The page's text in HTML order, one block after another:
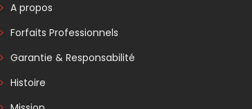
A propos
Forfaits Professionnels
Garantie & Responsabilité
Histoire